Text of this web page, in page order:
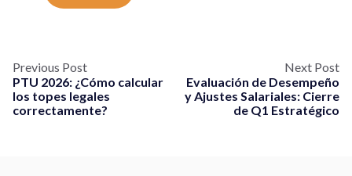
Previous Post
PTU 2026: ¿Cómo calcular
los topes legales
correctamente?
Next Post
Evaluación de Desempeño
y Ajustes Salariales: Cierre
de Q1 Estratégico